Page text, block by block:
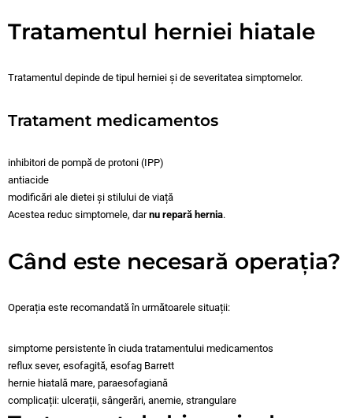
Tratamentul herniei hiatale
Tratamentul depinde de tipul herniei și de severitatea simptomelor.
Tratament medicamentos
inhibitori de pompă de protoni (IPP)
antiacide
modificări ale dietei și stilului de viață
Acestea reduc simptomele, darnu repară hernia.
Când este necesară operația?
Operația este recomandată în următoarele situații:
simptome persistente în ciuda tratamentului medicamentos
reflux sever, esofagită, esofag Barrett
hernie hiatală mare, paraesofagiană
complicații: ulcerații, sângerări, anemie, strangulare